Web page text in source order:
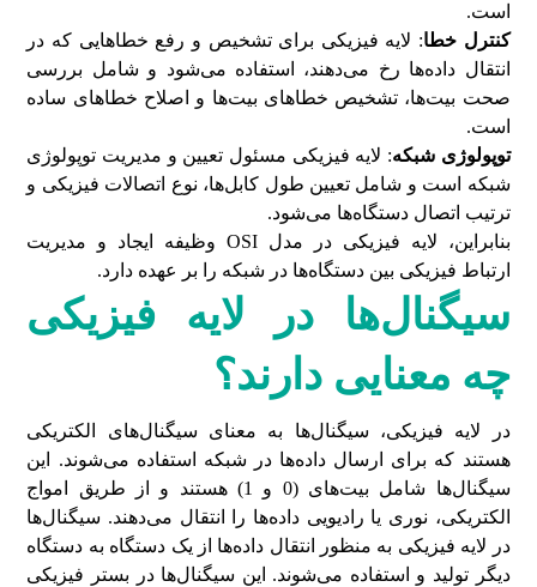
است.
کنترل خطا: لایه فیزیکی برای تشخیص و رفع خطاهایی که در
انتقال داده‌ها رخ می‌دهند، استفاده می‌شود و شامل بررسی
صحت بیت‌ها، تشخیص خطاهای بیت‌ها و اصلاح خطاهای ساده
است.
توپولوژی شبکه: لایه فیزیکی مسئول تعیین و مدیریت توپولوژی
شبکه است و شامل تعیین طول کابل‌ها، نوع اتصالات فیزیکی و
ترتیب اتصال دستگاه‌ها می‌شود.
بنابراین، لایه فیزیکی در مدل OSI وظیفه ایجاد و مدیریت
ارتباط فیزیکی بین دستگاه‌ها در شبکه را بر عهده دارد.
سیگنال‌ها در لایه فیزیکی
چه معنایی دارند؟
در لایه فیزیکی، سیگنال‌ها به معنای سیگنال‌های الکتریکی
هستند که برای ارسال داده‌ها در شبکه استفاده می‌شوند. این
سیگنال‌ها شامل بیت
های (0 و 1) هستند و از طریق امواج
الکتریکی، نوری یا رادیویی داده‌ها را انتقال می‌دهند. سیگنال‌ها
در لایه فیزیکی به منظور انتقال داده‌ها از یک دستگاه به دستگاه
دیگر تولید و استفاده می‌شوند. این سیگنال‌ها در بستر فیزیکی